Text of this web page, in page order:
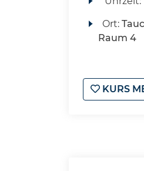
Ort:
Raum 4
KURS